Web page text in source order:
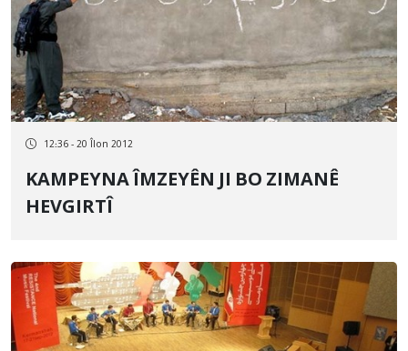
12:36 - 20 Îlon 2012
KAMPEYNA ÎMZEYÊN JI BO ZIMANÊ
HEVGIRTÎ